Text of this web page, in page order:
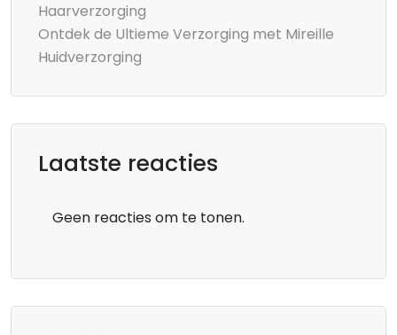
Haarverzorging
Ontdek de Ultieme Verzorging met Mireille
Huidverzorging
Laatste reacties
Geen reacties om te tonen.